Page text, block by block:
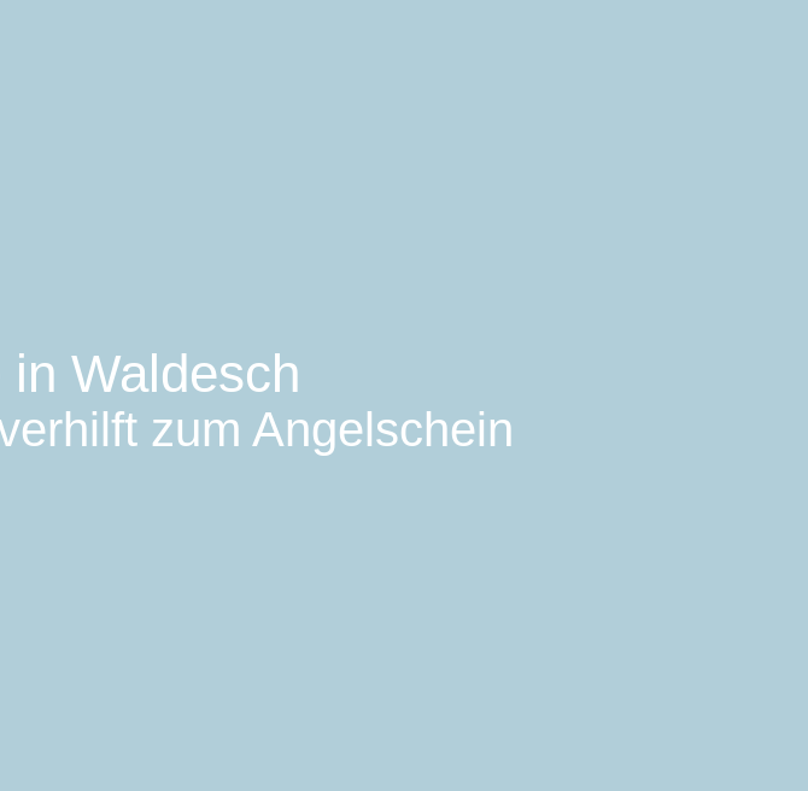
Waldesch
zum Angelschein